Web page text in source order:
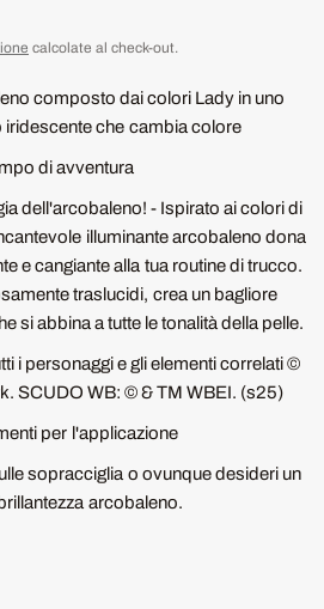
calcolate al check-out.
composto dai colori Lady in uno
iridescente che cambia colore
di avventura
dell'arcobaleno! - Ispirato ai colori di
illuminante arcobaleno dona
e cangiante alla tua routine di trucco.
traslucidi, crea un bagliore
si abbina a tutte le tonalità della pelle.
i personaggi e gli elementi correlati ©
SCUDO WB: © & TM WBEI. (s25)
per l'applicazione
sopracciglia o ovunque desideri un
arcobaleno.